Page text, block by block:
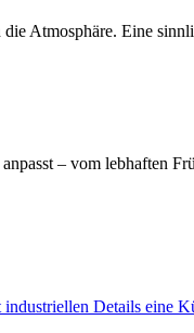
Atmosphäre. Eine
– vom lebhaften
Details eine